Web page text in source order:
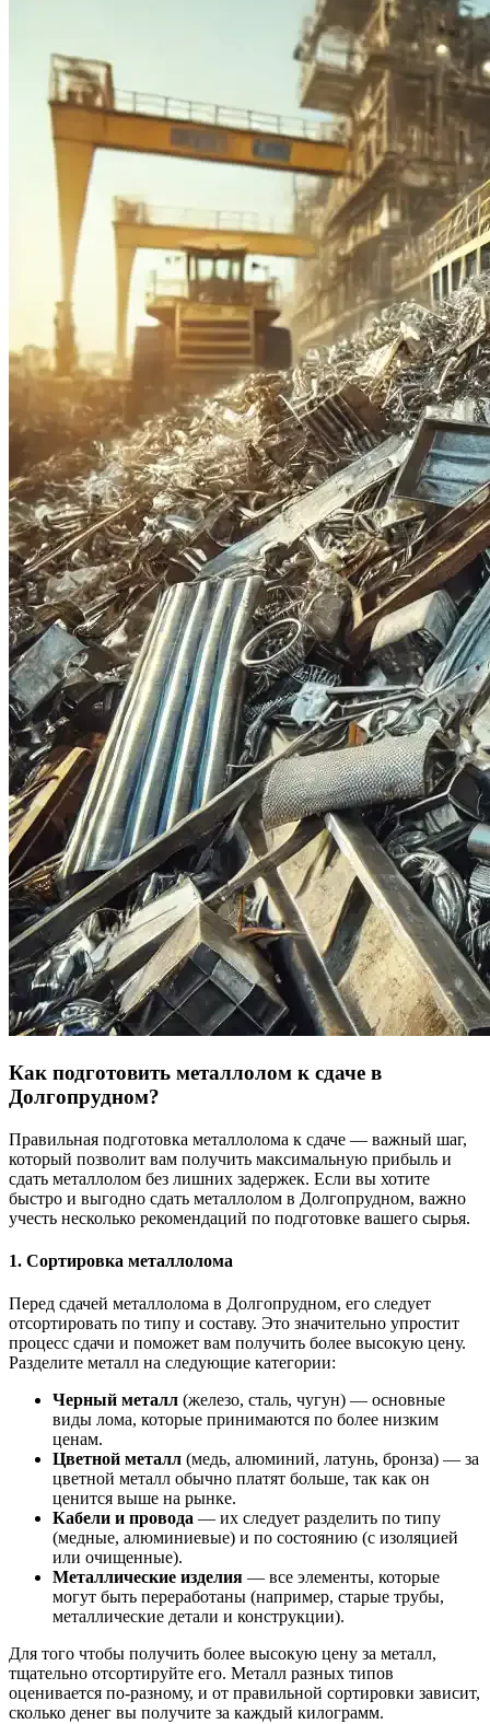
Как подготовить металлолом к сдаче в
Долгопрудном?
Правильная подготовка металлолома к сдаче — важный шаг,
который позволит вам получить максимальную прибыль и
сдать металлолом без лишних задержек. Если вы хотите
быстро и выгодно сдать металлолом в Долгопрудном, важно
учесть несколько рекомендаций по подготовке вашего сырья.
1. Сортировка металлолома
Перед сдачей металлолома в Долгопрудном, его следует
отсортировать по типу и составу. Это значительно упростит
процесс сдачи и поможет вам получить более высокую цену.
Разделите металл на следующие категории:
Черный металл (железо, сталь, чугун) — основные
виды лома, которые принимаются по более низким
ценам.
Цветной металл (медь, алюминий, латунь, бронза) — за
цветной металл обычно платят больше, так как он
ценится выше на рынке.
Кабели и провода — их следует разделить по типу
(медные, алюминиевые) и по состоянию (с изоляцией
или очищенные).
Металлические изделия — все элементы, которые
могут быть переработаны (например, старые трубы,
металлические детали и конструкции).
Для того чтобы получить более высокую цену за металл,
тщательно отсортируйте его. Металл разных типов
оценивается по-разному, и от правильной сортировки зависит,
сколько денег вы получите за каждый килограмм.